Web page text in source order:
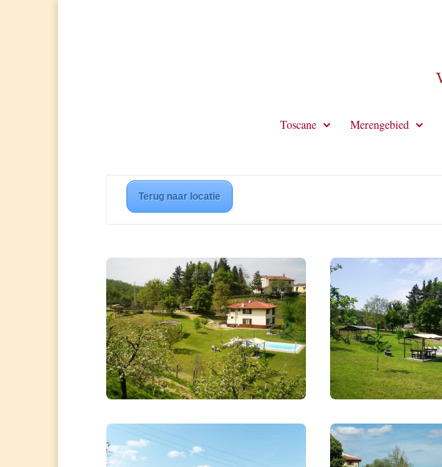
Toscane Merengebied
Terug naar locatie